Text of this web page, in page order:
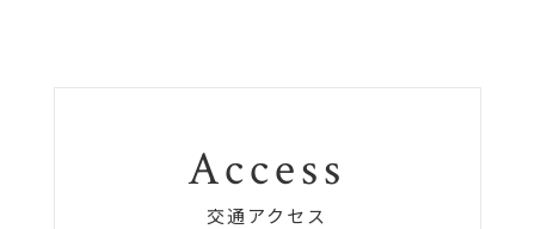
Access
交通アクセス